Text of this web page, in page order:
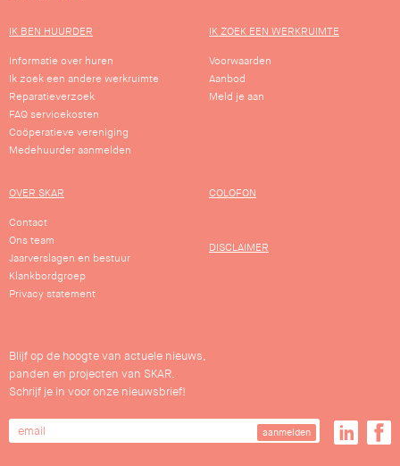
IK BEN HUURDER
Informatie over huren
Ik zoek een andere werkruimte
Reparatieverzoek
FAQ servicekosten
Coöperatieve vereniging
Medehuurder aanmelden
IK ZOEK EEN WERKRUIMTE
Voorwaarden
Aanbod
Meld je aan
OVER SKAR
Contact
Ons team
Jaarverslagen en bestuur
Klankbordgroep
Privacy statement
COLOFON
DISCLAIMER
Blijf op de hoogte van actuele nieuws,
panden en projecten van SKAR.
Schrijf je in voor onze nieuwsbrief!